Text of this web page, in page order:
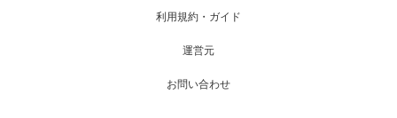
【TV】NHK BS「COOL JAPAN 」にてマッス
利用規約・ガイド
運営元
お問い合わせ